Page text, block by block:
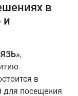
в
и
,
в
для посещения